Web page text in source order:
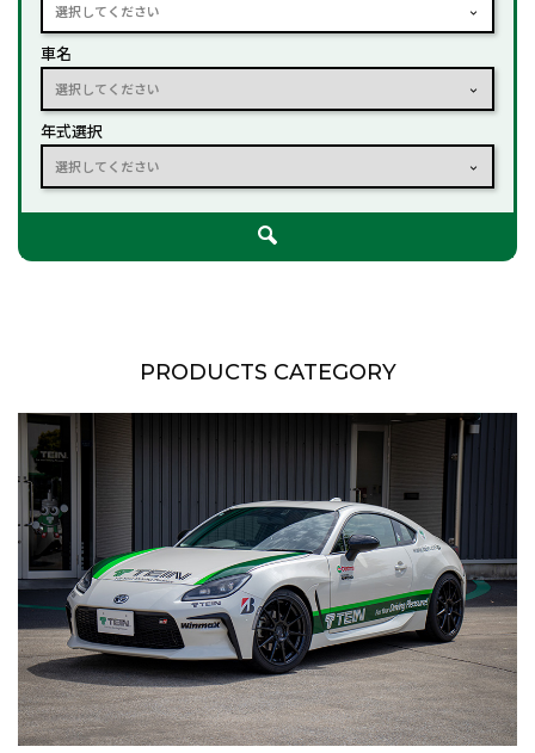
選択してください
車名
選択してください
年式選択
選択してください
PRODUCTS CATEGORY